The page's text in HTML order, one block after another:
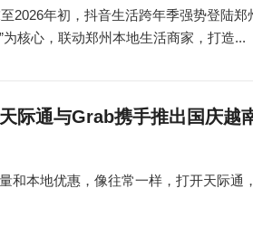
2026年初，抖音生活跨年季强势登陆郑
为核心，联动郑州本地生活商家，打造...
际通与Grab携手推出国庆越
和本地优惠，像往常一样，打开天际通